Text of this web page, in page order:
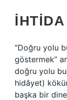
“Doğru yolu
göstermek”
doğru yolu
hidâyet)
başka bir dine